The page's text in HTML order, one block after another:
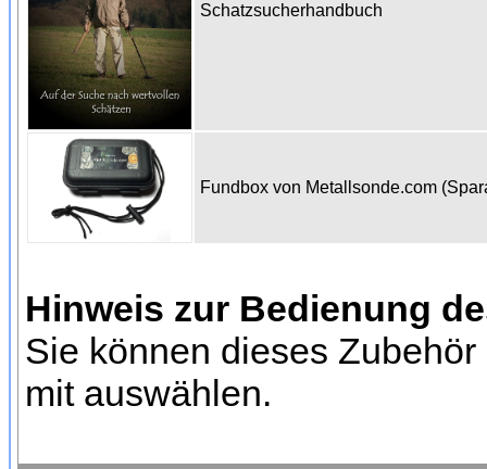
Schatzsucherhandbuch
Fundbox von Metallsonde.com
Hinweis zur Bedienung
Sie können dieses
mit auswählen.